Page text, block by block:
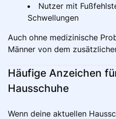
Nutzer mit
Schwellungen
Auch ohne medizinische
Männer von dem
Häufige Anzeichen
Hausschuhe
Wenn deine aktuellen